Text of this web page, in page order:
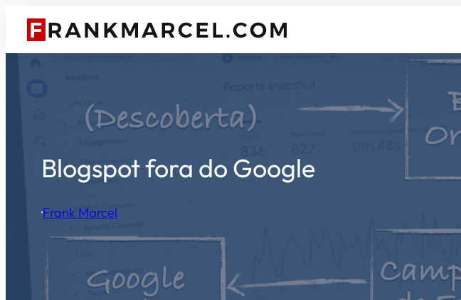
Pular
para
Blogspot fora do Google
·Frank Marcel